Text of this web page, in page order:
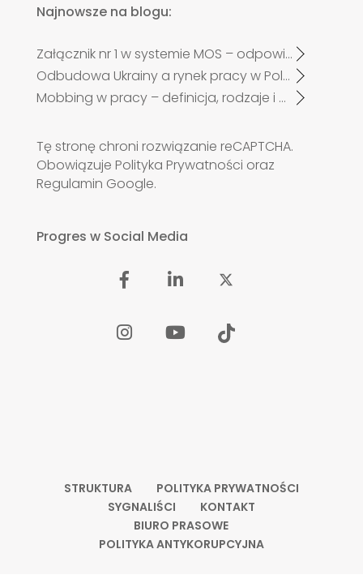
Najnowsze na blogu:
Załącznik nr 1 w systemie MOS – odpowiadamy na najczęściej zadawane pytania pracodawców po zmianach od 27 kwietnia 2026 r.
Odbudowa Ukrainy a rynek pracy w Polsce. Czy zabraknie specjalistów?
Mobbing w pracy – definicja, rodzaje i przykłady
Tę stronę chroni rozwiązanie reCAPTCHA.
Obowiązuje Polityka Prywatności oraz
Regulamin Google.
Progres w Social Media
STRUKTURA
POLITYKA PRYWATNOŚCI
SYGNALIŚCI
KONTAKT
BIURO PRASOWE
POLITYKA ANTYKORUPCYJNA